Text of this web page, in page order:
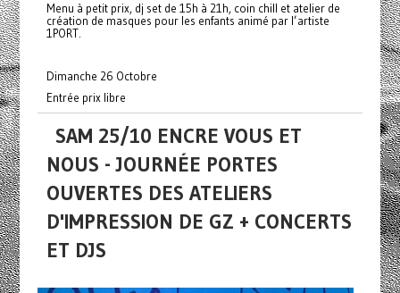
Menu à petit prix, dj set de 15h à 21h, coin chill et atelier de
création de masques pour les enfants animé par l’artiste
1PORT.
Dimanche 26 Octobre
Entrée prix libre
SAM 25/10 ENCRE VOUS ET
NOUS - JOURNÉE PORTES
OUVERTES DES ATELIERS
D'IMPRESSION DE GZ + CONCERTS
ET DJS